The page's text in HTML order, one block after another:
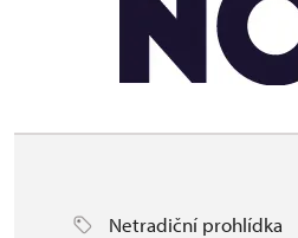
Netradiční prohlídka